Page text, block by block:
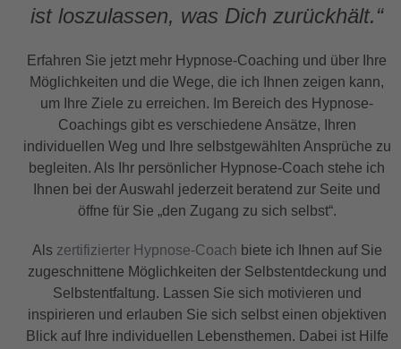
ist loszulassen, was Dich zurückhält.“
Erfahren Sie jetzt mehr Hypnose-Coaching und über Ihre
Möglichkeiten und die Wege, die ich Ihnen zeigen kann,
um Ihre Ziele zu erreichen. Im Bereich des Hypnose-
Coachings gibt es verschiedene Ansätze, Ihren
individuellen Weg und Ihre selbstgewählten Ansprüche zu
begleiten. Als Ihr persönlicher Hypnose-Coach stehe ich
Ihnen bei der Auswahl jederzeit beratend zur Seite und
öffne für Sie „den Zugang zu sich selbst“.
Als zertifizierter Hypnose-Coach biete ich Ihnen auf Sie
zugeschnittene Möglichkeiten der Selbstentdeckung und
Selbstentfaltung. Lassen Sie sich motivieren und
inspirieren und erlauben Sie sich selbst einen objektiven
Blick auf Ihre individuellen Lebensthemen. Dabei ist Hilfe